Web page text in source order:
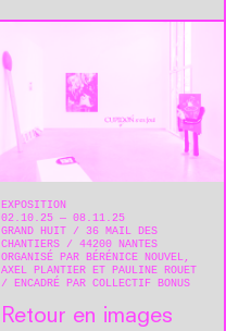
EXPOSITION
02.10.25 — 08.11.25
GRAND HUIT
36 MAIL DES
CHANTIERS
44200 NANTES
ORGANISÉ PAR BÉRÉNICE NOUVEL,
AXEL PLANTIER ET PAULINE ROUET
ENCADRÉ PAR COLLECTIF BONUS
Retour en images